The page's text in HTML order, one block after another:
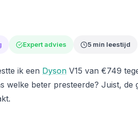
Expert advies 5 min leestijd
ik een Dyson V15 van €749
welke beter presteerde? Juist, de